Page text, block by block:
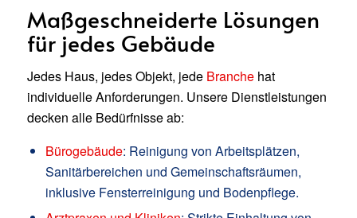
Maßgeschneiderte Lösungen
für jedes Gebäude
Jedes Haus, jedes Objekt, jede Branchehat
individuelle Anforderungen. Unsere Dienstleistungen
decken alle Bedürfnisse ab:
Bürogebäude: Reinigung von Arbeitsplätzen,
Sanitärbereichen und Gemeinschaftsräumen,
inklusive Fensterreinigung und Bodenpflege.